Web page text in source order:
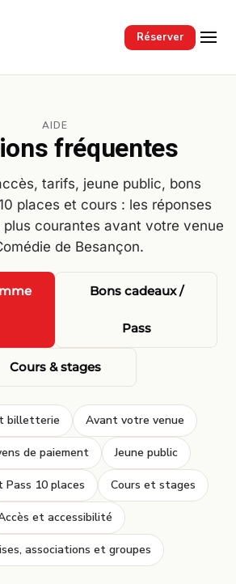
Réserver
AIDE
fréquentes
tarifs, jeune public, bons
places et cours : les réponses
courantes avant votre venue
de Besançon.
Bons cadeaux /
Pass
Cours & stages
billetterie Avant votre venue
de paiement Jeune public
Pass 10 places Cours et stages
et accessibilité
associations et groupes